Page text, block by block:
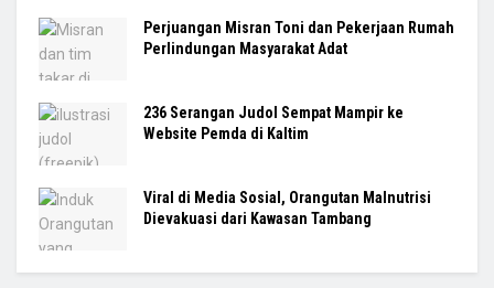
Perjuangan Misran Toni dan Pekerjaan Rumah
Perlindungan Masyarakat Adat
236 Serangan Judol Sempat Mampir ke
Website Pemda di Kaltim
Viral di Media Sosial, Orangutan Malnutrisi
Dievakuasi dari Kawasan Tambang